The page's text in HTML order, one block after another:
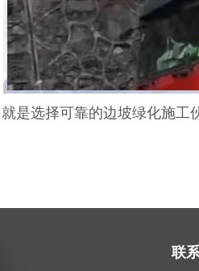
是选择可靠的边坡绿化施工
联